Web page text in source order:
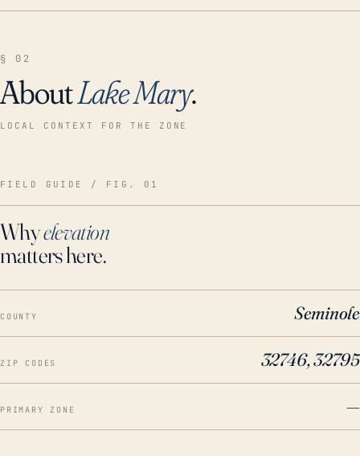
§ 02
AboutLake Mary.
LOCAL CONTEXT FOR THE ZONE
FIELD GUIDE / FIG. 01
Whyelevation
matters here.
COUNTY Seminole
ZIP CODES 32746, 32795
PRIMARY ZONE —